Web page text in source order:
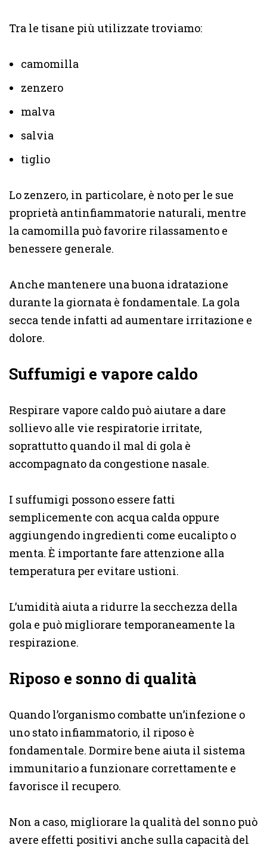
Tra le tisane più utilizzate troviamo:
camomilla
zenzero
malva
salvia
tiglio
Lo zenzero, in particolare, è noto per le sue
proprietà antinfiammatorie naturali, mentre
la camomilla può favorire rilassamento e
benessere generale.
Anche mantenere una buona idratazione
durante la giornata è fondamentale. La gola
secca tende infatti ad aumentare irritazione e
dolore.
Suffumigi e vapore caldo
Respirare vapore caldo può aiutare a dare
sollievo alle vie respiratorie irritate,
soprattutto quando il mal di gola è
accompagnato da congestione nasale.
I suffumigi possono essere fatti
semplicemente con acqua calda oppure
aggiungendo ingredienti come eucalipto o
menta. È importante fare attenzione alla
temperatura per evitare ustioni.
L’umidità aiuta a ridurre la secchezza della
gola e può migliorare temporaneamente la
respirazione.
Riposo e sonno di qualità
Quando l’organismo combatte un’infezione o
uno stato infiammatorio, il riposo è
fondamentale. Dormire bene aiuta il sistema
immunitario a funzionare correttamente e
favorisce il recupero.
Non a caso, migliorare la qualità del sonno può
avere effetti positivi anche sulla capacità del